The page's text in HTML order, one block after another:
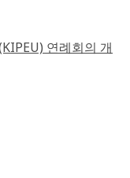
연례회의 개